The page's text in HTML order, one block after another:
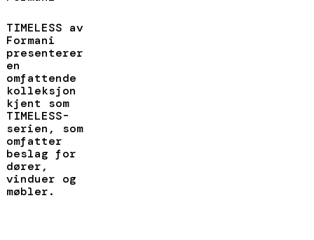
TIMELESS av
Formani
presenterer
en
omfattende
kolleksjon
kjent som
TIMELESS-
serien, som
omfatter
beslag for
dører,
vinduer og
møbler.